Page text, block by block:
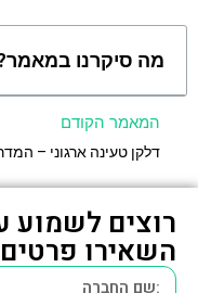
מה סיקרנו
המאמר הקודם
רוצים לשמוע
השאירו